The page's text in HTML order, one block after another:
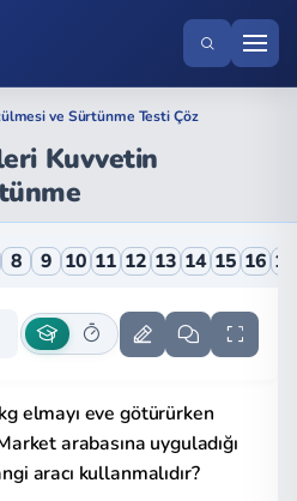
ve Sürtünme Testi Çöz
Kuvvetin
Ölçülmesi ve
8 9 10 11 12 13 14 15 16 17
elmayı eve götürürken
arabasına uyguladığı
aracı kullanmalıdır?